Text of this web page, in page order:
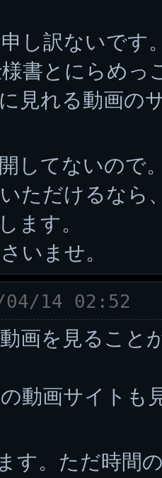
し訳ないです
書とにらめっ
見れる動画の
してないので
ただけるなら
ます。
いませ。
04/14 02:52
画を見ること
動画サイトも
す。ただ時間